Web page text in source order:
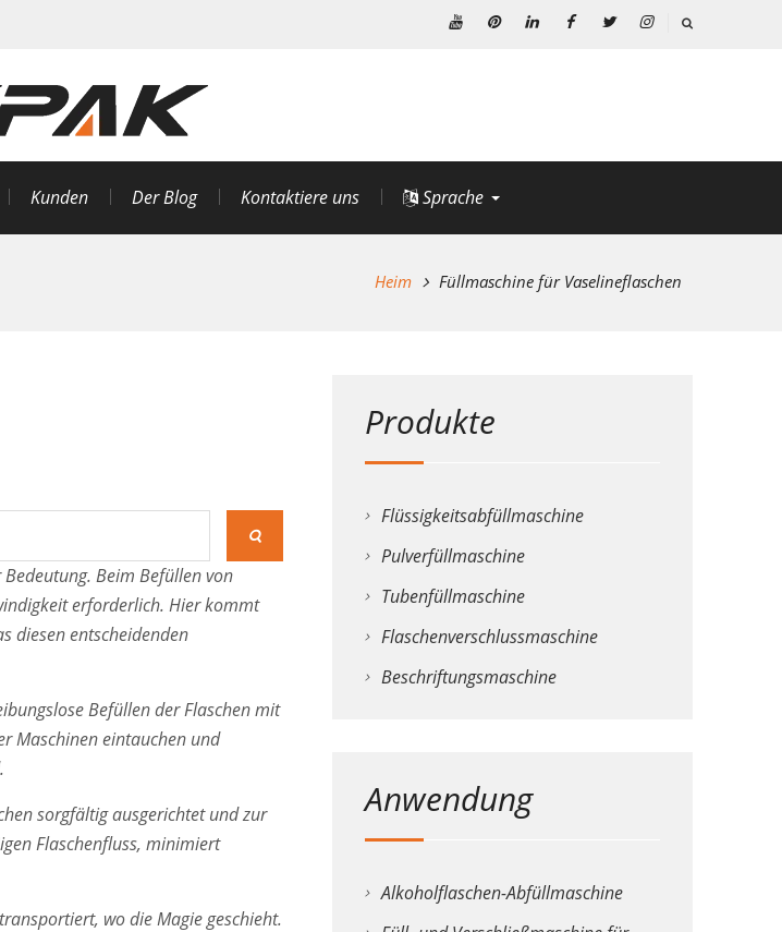
genannten
Plattform
Kunden Der Blog Kontaktiere uns Sprache
Heim Füllmaschine für Vaselineflaschen
Beim Befüllen von
erforderlich. Hier kommt
diesen entscheidenden
Befüllen der Flaschen mit
Maschinen eintauchen und
sorgfältig ausgerichtet und zur
Flaschenfluss, minimiert
wo die Magie geschieht.
Produkte
Flüssigkeitsabfüllmaschine
Pulverfüllmaschine
Tubenfüllmaschine
Flaschenverschlussmaschine
Beschriftungsmaschine
Anwendung
Alkoholflaschen-Abfüllmaschine